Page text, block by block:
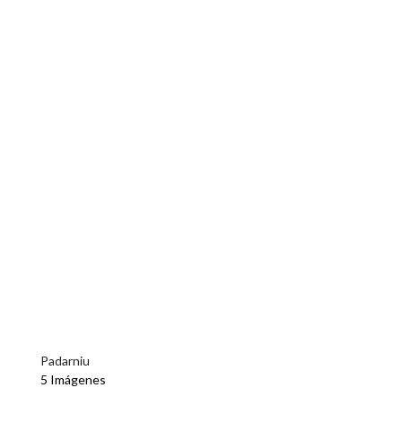
Padarniu
5 Imágenes